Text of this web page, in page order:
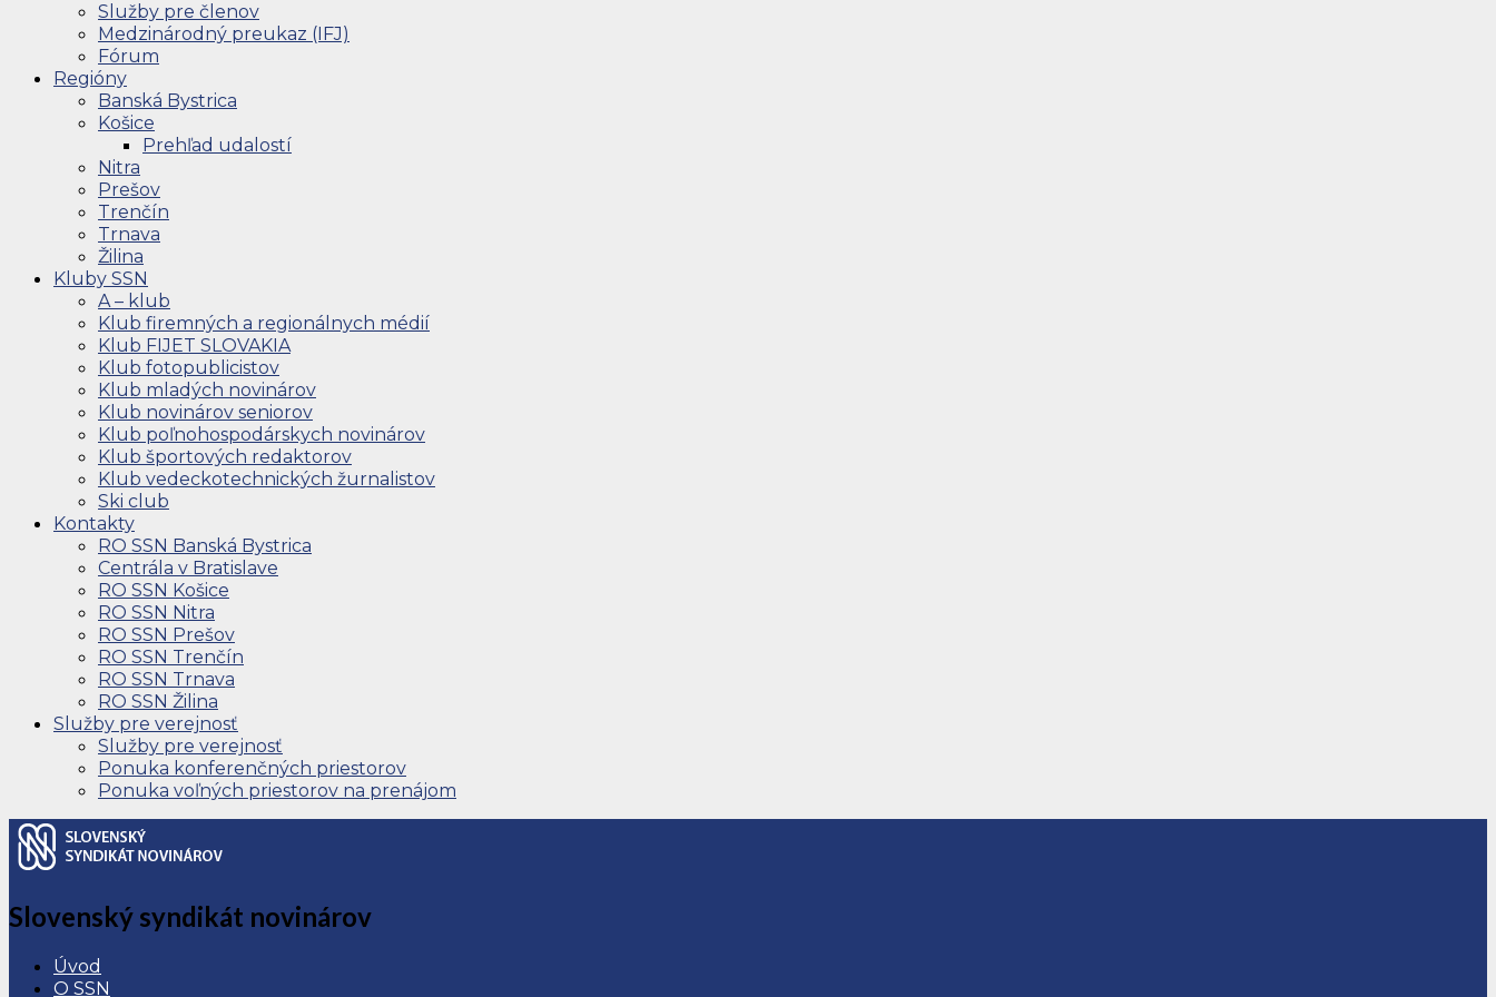
Služby pre členov
Medzinárodný preukaz (IFJ)
Fórum
Regióny
Banská Bystrica
Košice
Prehľad udalostí
Nitra
Prešov
Trenčín
Trnava
Žilina
Kluby SSN
A – klub
Klub firemných a regionálnych médií
Klub FIJET SLOVAKIA
Klub fotopublicistov
Klub mladých novinárov
Klub novinárov seniorov
Klub poľnohospodárskych novinárov
Klub športových redaktorov
Klub vedeckotechnických žurnalistov
Ski club
Kontakty
RO SSN Banská Bystrica
Centrála v Bratislave
RO SSN Košice
RO SSN Nitra
RO SSN Prešov
RO SSN Trenčín
RO SSN Trnava
RO SSN Žilina
Služby pre verejnosť
Služby pre verejnosť
Ponuka konferenčných priestorov
Ponuka voľných priestorov na prenájom
Slovenský syndikát novinárov
Úvod
O SSN